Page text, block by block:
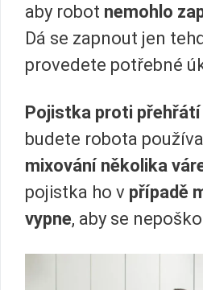
aby robot nemohlo
Dá se zapnout jen
provedete potřebné
Pojistka proti
budete robota
mixování několika
pojistka ho v případě
vypne, aby se